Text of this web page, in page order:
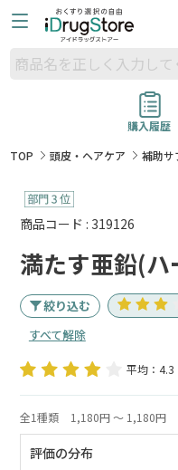
購入履歴
TOP
頭皮・ヘアケア 補助サ
商品コード : 319126
満たす亜鉛(
絞り込む
すべて解除
平均：4.3
全1種類 1,180円 ～ 1,180円
評価の分布